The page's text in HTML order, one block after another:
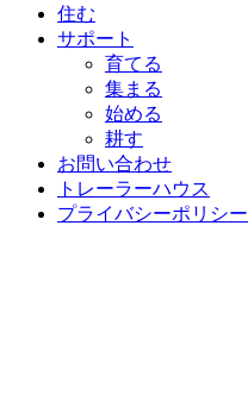
住む
サポート
育てる
集まる
始める
耕す
お問い合わせ
トレーラーハウス
プライバシーポリシー